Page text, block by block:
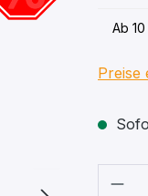
Ab 10
Preise